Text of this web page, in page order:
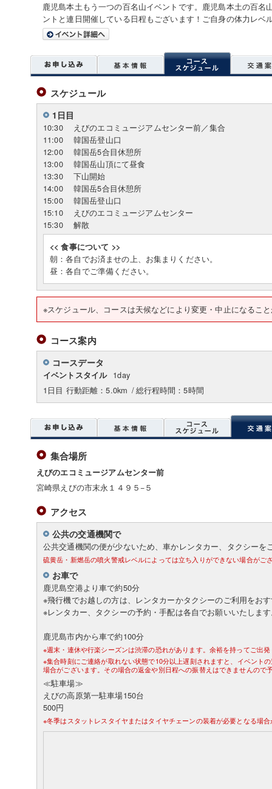
鹿児島本土もう一つの百名山イベントです。鹿児島本土の百名
ントと連日開催している日程もございます！ご自身の体力レベ
スケジュール
1日目
10:30
えびのエコミュージアムセンター前／集合
11:00
韓国岳登山口
12:00
韓国岳5合目休憩所
13:00
韓国岳山頂にて昼食
13:30
下山開始
14:00
韓国岳5合目休憩所
15:00
韓国岳登山口
15:10
えびのエコミュージアムセンター
15:30
解散
<< 食事について >>
朝：各自でお済ませの上、お集まりください。
昼：各自でご準備ください。
※スケジュール、コースは天候などにより変更・中止になるこ
コース案内
コースデータ
イベントスタイル 1day
1日目 行動距離：5.0km /総行程時間：5時間
集合場所
えびのエコミュージアムセンター前
宮崎県えびの市末永１４９５−５
アクセス
公共の交通機関で
公共交通機関の便が少ないため、車かレンタカー、タクシーを
硫黄岳・新燃岳の噴火警戒レベルによっては立ち入りができない場合がご
お車で
鹿児島空港より車で約50分
※飛行機でお越しの方は、レンタカーかタクシーのご利用をお
※レンタカー、タクシーの予約・手配は各自でお願いいたしま
鹿児島市内から車で約100分
※週末・連休や行楽シーズンは渋滞の恐れがあります。余裕を持ってご出
※集合時刻にご連絡が取れない状態で10分以上遅刻されますと、イベント
場合がございます。その場合の返金や別日程への振替えはできませんので
≪駐車場≫
えびの高原第一駐車場150台
500円
※冬季はスタットレスタイヤまたはタイヤチェーンの装着が必要となる場